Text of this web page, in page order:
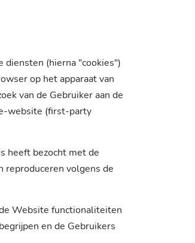
(hierna "cookies")
op het apparaat van
van de Gebruiker aan de
website (first-party
heeft bezocht met de
volgens de
Website functionaliteiten
en de Gebruikers